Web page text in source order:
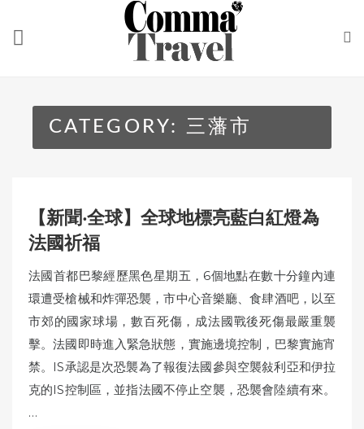
CATEGORY: 三藩市
【新聞‧全球】全球地標亮藍白紅燈為
法國祈福
法國首都巴黎經歷黑色星期五，6個地點在數十分鐘內連
環遭受槍械和炸彈恐襲，市中心音樂廳、食肆酒吧，以至
市郊的國家球場，數百死傷，成法國戰後死傷最嚴重襲
擊。法國即時進入緊急狀態，實施邊境控制，巴黎實施宵
禁。IS承認是次恐襲為了報復法國參與空襲敍利亞和伊拉
克的IS控制區，並指法國不停止空襲，恐襲會陸續有來。
…